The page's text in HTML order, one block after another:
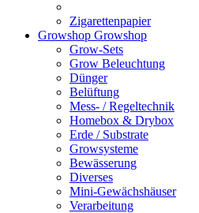
Zigarettenpapier
Growshop Growshop
Grow-Sets
Grow Beleuchtung
Dünger
Belüftung
Mess- / Regeltechnik
Homebox & Drybox
Erde / Substrate
Growsysteme
Bewässerung
Diverses
Mini-Gewächshäuser
Verarbeitung